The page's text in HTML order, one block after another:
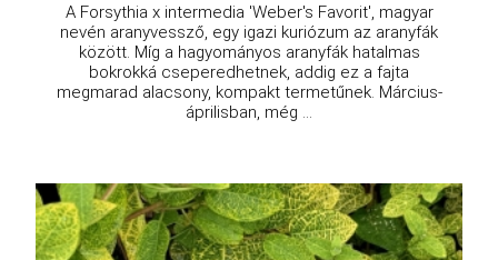
A Forsythia x intermedia 'Weber's Favorit', magyar
nevén aranyvessző, egy igazi kuriózum az aranyfák
között. Míg a hagyományos aranyfák hatalmas
bokrokká cseperedhetnek, addig ez a fajta
megmarad alacsony, kompakt termetűnek. Március-
áprilisban, még ...